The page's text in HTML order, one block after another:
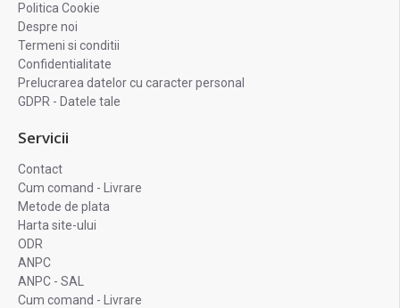
Politica Cookie
Despre noi
Termeni si conditii
Confidentialitate
Prelucrarea datelor cu caracter personal
GDPR - Datele tale
Servicii
Contact
Cum comand - Livrare
Metode de plata
Harta site-ului
ODR
ANPC
ANPC - SAL
Cum comand - Livrare